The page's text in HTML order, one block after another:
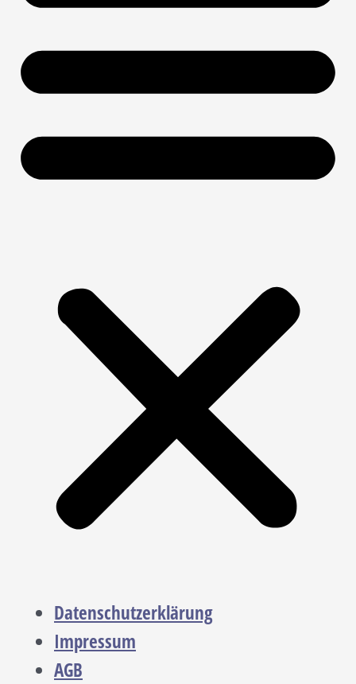
Datenschutzerklärung
Impressum
AGB